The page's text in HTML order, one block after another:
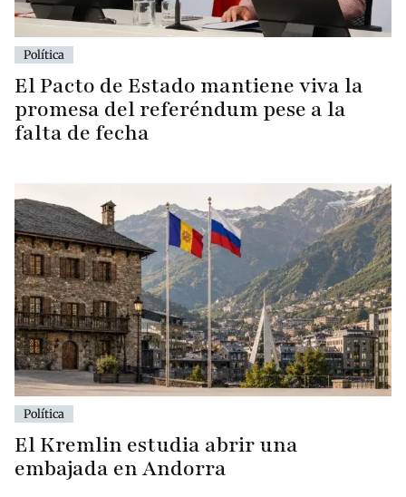
Política
El Pacto de Estado mantiene viva la
promesa del referéndum pese a la
falta de fecha
Política
El Kremlin estudia abrir una
embajada en Andorra